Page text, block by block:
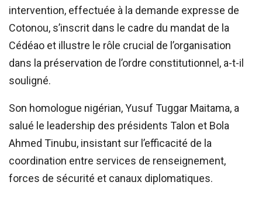
intervention, effectuée à la demande expresse de
Cotonou, s’inscrit dans le cadre du mandat de la
Cédéao et illustre le rôle crucial de l’organisation
dans la préservation de l’ordre constitutionnel, a-t-il
souligné.
Son homologue nigérian, Yusuf Tuggar Maitama, a
salué le leadership des présidents Talon et Bola
Ahmed Tinubu, insistant sur l’efficacité de la
coordination entre services de renseignement,
forces de sécurité et canaux diplomatiques.